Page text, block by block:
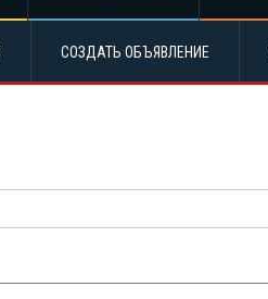
СОЗДАТЬ ОБЪЯВЛЕНИЕ